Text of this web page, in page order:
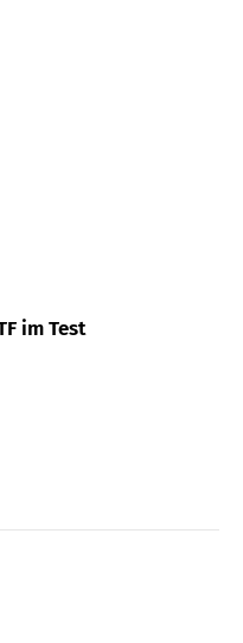
im Test